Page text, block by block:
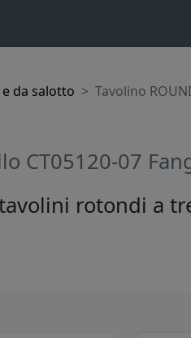
da salotto Tavolino
CT05120-07
rotondi a